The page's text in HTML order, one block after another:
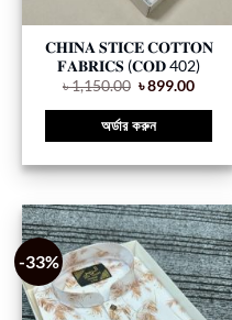
𝐂𝐇𝐈𝐍𝐀 𝐒𝐓𝐈𝐂𝐄 𝐂𝐎𝐓𝐓𝐎𝐍
𝐅𝐀𝐁𝐑𝐈𝐂𝐒 (𝐂𝐎𝐃 402)
৳1,150.00 ৳899.00
অর্ডার করুন
-33%